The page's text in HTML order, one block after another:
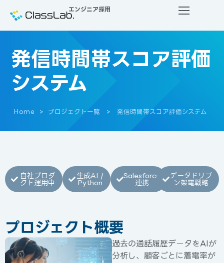
エンジニア採用
発信時間帯スコア評価
システム
Home プロジェクト一覧 発信時間帯スコア評価システム
自社プロダ
クト運用中
生成AI /
Python
Salesforce
連携
データドリブ
ン架電戦略
プロジェクト概要
過去の通話履歴データをAIが
分析し、顧客ごとに着電率が